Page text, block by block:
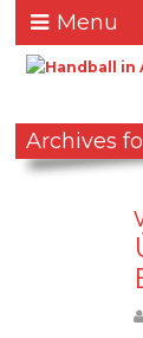
Menu
Archives